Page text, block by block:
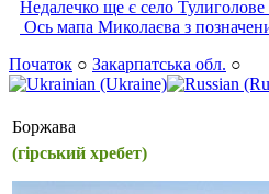
Недалечко ще є село Тулиголове
Ось мапа Миколаєва з
Початок ○ Закарпатська обл. ○
Боржава
(гірський хребет)